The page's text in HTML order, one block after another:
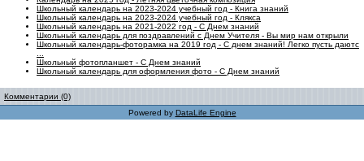
Школьный календарь на 2023-2024 учебный год - Книга знаний
Школьный календарь на 2023-2024 учебный год - Клякса
Школьный календарь на 2021-2022 год - С Днем знаний
Школьный календарь для поздравлений с Днем Учителя - Вы мир нам открыли
Школьный календарь-фоторамка на 2019 год - С днем знаний! Легко пусть даютс
Школьный фотопланшет - С Днем знаний
Школьный календарь для оформления фото - С Днем знаний
Комментарии (0)
Powered by DataLife Engine